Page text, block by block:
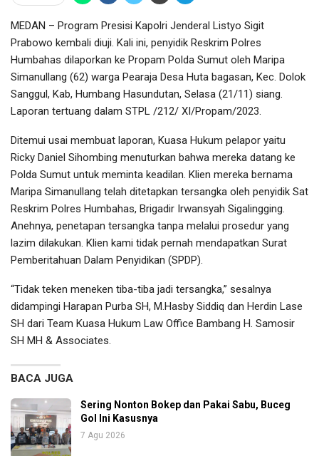
MEDAN – Program Presisi Kapolri Jenderal Listyo Sigit
Prabowo kembali diuji. Kali ini, penyidik Reskrim Polres
Humbahas dilaporkan ke Propam Polda Sumut oleh Maripa
Simanullang (62) warga Pearaja Desa Huta bagasan, Kec. Dolok
Sanggul, Kab, Humbang Hasundutan, Selasa (21/11) siang.
Laporan tertuang dalam STPL /212/ XI/Propam/2023.
Ditemui usai membuat laporan, Kuasa Hukum pelapor yaitu
Ricky Daniel Sihombing menuturkan bahwa mereka datang ke
Polda Sumut untuk meminta keadilan. Klien mereka bernama
Maripa Simanullang telah ditetapkan tersangka oleh penyidik Sat
Reskrim Polres Humbahas, Brigadir Irwansyah Sigalingging.
Anehnya, penetapan tersangka tanpa melalui prosedur yang
lazim dilakukan. Klien kami tidak pernah mendapatkan Surat
Pemberitahuan Dalam Penyidikan (SPDP).
“Tidak teken meneken tiba-tiba jadi tersangka,” sesalnya
didampingi Harapan Purba SH, M.Hasby Siddiq dan Herdin Lase
SH dari Team Kuasa Hukum Law Office Bambang H. Samosir
SH MH & Associates.
BACA JUGA
Sering Nonton Bokep dan Pakai Sabu, Buceg
Gol Ini Kasusnya
7 Agu 2026